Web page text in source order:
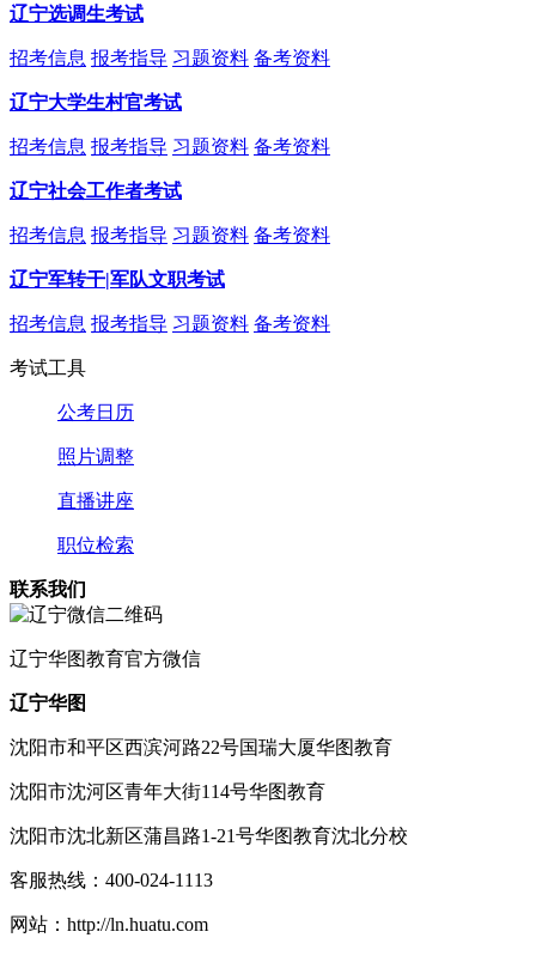
辽宁选调生考试
招考信息 报考指导 习题资料 备考资料
辽宁大学生村官考试
招考信息 报考指导 习题资料 备考资料
辽宁社会工作者考试
招考信息 报考指导 习题资料 备考资料
辽宁军转干|军队文职考试
招考信息 报考指导 习题资料 备考资料
考试工具
公考日历
照片调整
直播讲座
职位检索
联系我们
辽宁华图教育官方微信
辽宁华图
沈阳市和平区西滨河路22号国瑞大厦华图教育
沈阳市沈河区青年大街114号华图教育
沈阳市沈北新区蒲昌路1-21号华图教育沈北分校
客服热线： 400-024-1113
网站： http://ln.huatu.com